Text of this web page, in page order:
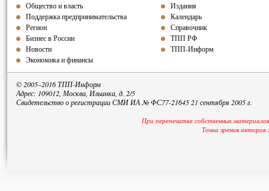
Общество и власть
Поддержка предпринимательства
Регион
Бизнес в России
Новости
Экономика и финансы
Издания
Календарь
Справочник
ТПП РФ
ТПП-Информ
© 2005–2016 ТПП-Информ
Адрес: 109012, Москва, Ильинка, д. 2/5
Свидетельство о регистрации СМИ ИА № ФС77-21645 21 сентября 2005 г.
При перепечатке собственных
Точка зрения